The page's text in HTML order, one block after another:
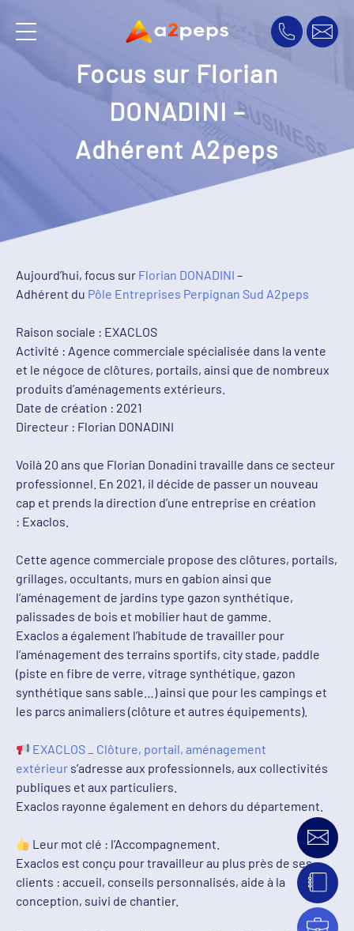
Focus sur Florian
DONADINI –
Adhérent A2peps
Aujourd’hui, focus sur Florian DONADINI –
Adhérent du Pôle Entreprises Perpignan Sud A2peps
Raison sociale : EXACLOS
Activité : Agence commerciale spécialisée dans la vente
et le négoce de clôtures, portails, ainsi que de nombreux
produits d’aménagements extérieurs.
Date de création : 2021
Directeur : Florian DONADINI
Voilà 20 ans que Florian Donadini travaille dans ce secteur
professionnel. En 2021, il décide de passer un nouveau
cap et prends la direction d’une entreprise en création
: Exaclos.
Cette agence commerciale propose des clôtures, portails,
grillages, occultants, murs en gabion ainsi que
l’aménagement de jardins type gazon synthétique,
palissades de bois et mobilier haut de gamme.
Exaclos a également l’habitude de travailler pour
l’aménagement des terrains sportifs, city stade, paddle
(piste en fibre de verre, vitrage synthétique, gazon
synthétique sans sable…) ainsi que pour les campings et
les parcs animaliers (clôture et autres équipements).
EXACLOS _ Clôture, portail, aménagement
extérieur s’adresse aux professionnels, aux collectivités
publiques et aux particuliers.
Exaclos rayonne également en dehors du département.
Leur mot clé : l’Accompagnement.
Exaclos est conçu pour travailleur au plus près de ses
clients : accueil, conseils personnalisés, aide à la
conception, suivi de chantier.